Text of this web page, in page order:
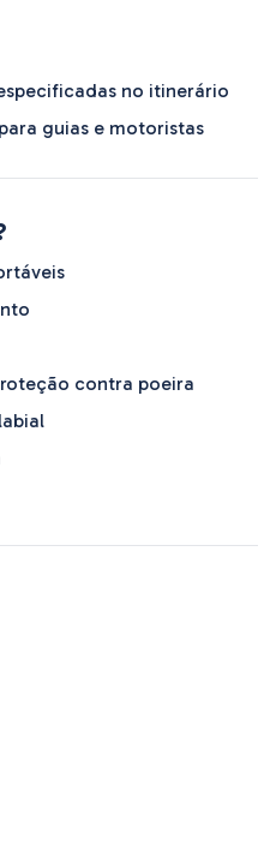
no itinerário
guias e motoristas
contra poeira